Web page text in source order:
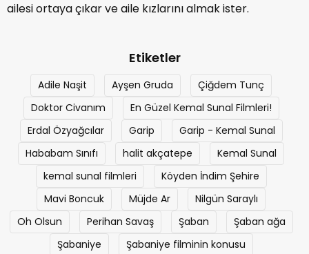
ailesi ortaya çıkar ve aile kızlarını almak ister.
Etiketler
Adile Naşit Ayşen Gruda
Çiğdem Tunç
Doktor Civanım
En Güzel Kemal Sunal Filmleri!
Erdal Özyağcılar
Garip
Garip - Kemal Sunal
Hababam Sınıfı
halit akçatepe
Kemal Sunal
kemal sunal filmleri
Köyden İndim Şehire
Mavi Boncuk
Müjde Ar
Nilgün Saraylı
Oh Olsun
Perihan Savaş Şaban
Şaban ağa
Şabaniye
Şabaniye filminin konusu